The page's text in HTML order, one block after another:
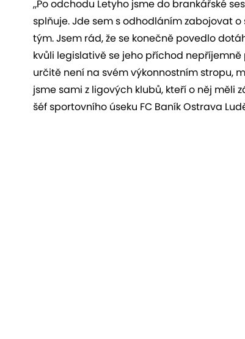
„Po odchodu Letyho jsme do brankářské
splňuje. Jde sem s odhodláním zabojovat
tým. Jsem rád, že se konečně povedlo
kvůli legislativě se jeho příchod
určitě není na svém výkonnostním stropu,
jsme sami z ligových klubů, kteří o něj měli
šéf sportovního úseku FC Baník Ostrava